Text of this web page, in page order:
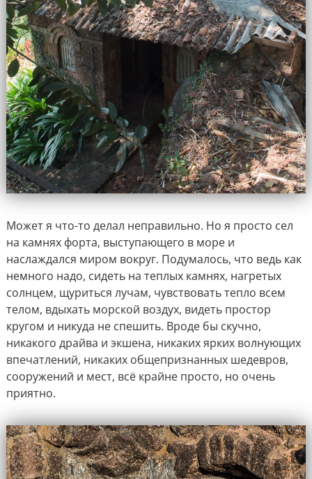
Может я что-то делал неправильно. Но я просто сел
на камнях форта, выступающего в море и
наслаждался миром вокруг. Подумалось, что ведь как
немного надо, сидеть на теплых камнях, нагретых
солнцем, щуриться лучам, чувствовать тепло всем
телом, вдыхать морской воздух, видеть простор
кругом и никуда не спешить. Вроде бы скучно,
никакого драйва и экшена, никаких ярких волнующих
впечатлений, никаких общепризнанных шедевров,
сооружений и мест, всё крайне просто, но очень
приятно.